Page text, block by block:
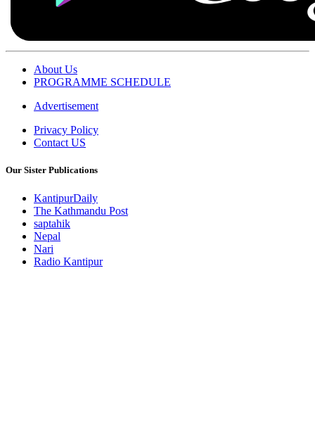
About Us
PROGRAMME SCHEDULE
Advertisement
Privacy Policy
Contact US
Our Sister Publications
KantipurDaily
The Kathmandu Post
saptahik
Nepal
Nari
Radio Kantipur